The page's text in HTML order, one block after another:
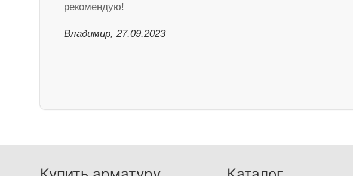
рекомендую!
Владимир, 27.09.2023